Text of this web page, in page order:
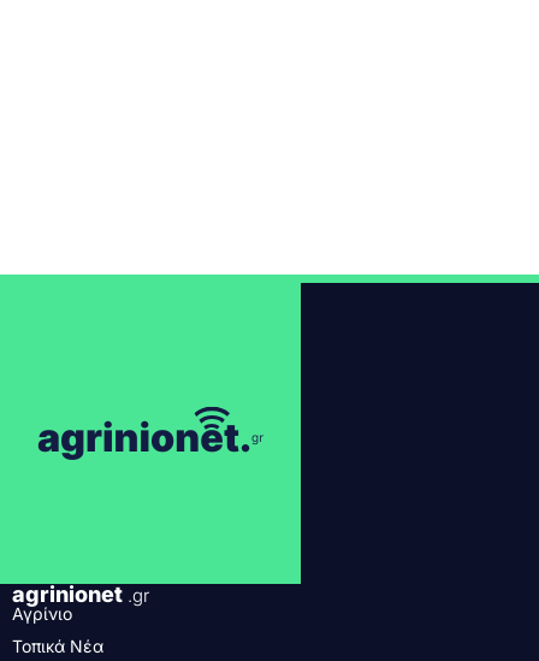
agrinionet .gr
Αγρίνιο
Τοπικά Νέα